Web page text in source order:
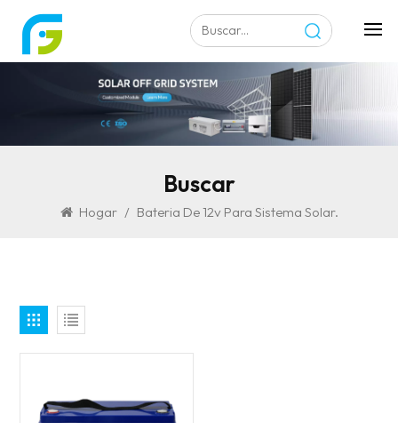
Buscar
Hogar / Bateria De 12v Para Sistema Solar.